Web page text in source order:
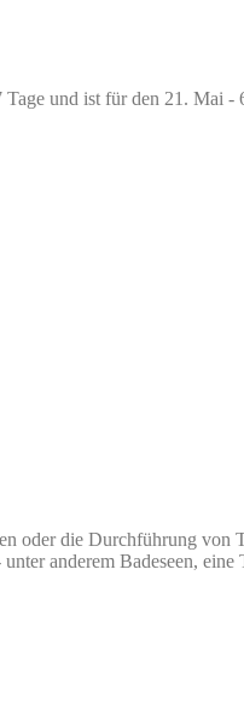
und ist für den 21.
oder die Durchführung
anderem Badeseen,